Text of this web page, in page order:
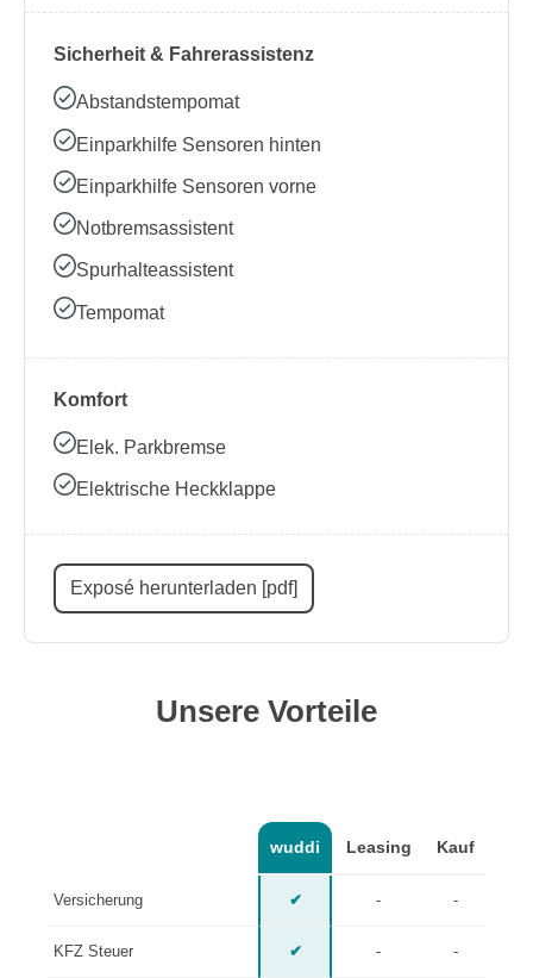
Sicherheit & Fahrerassistenz
Abstandstempomat
Einparkhilfe Sensoren hinten
Einparkhilfe Sensoren vorne
Notbremsassistent
Spurhalteassistent
Tempomat
Komfort
Elek. Parkbremse
Elektrische Heckklappe
Exposé herunterladen [pdf]
Unsere Vorteile
wuddi Leasing Kauf
Versicherung ✔ - -
KFZ Steuer ✔ - -